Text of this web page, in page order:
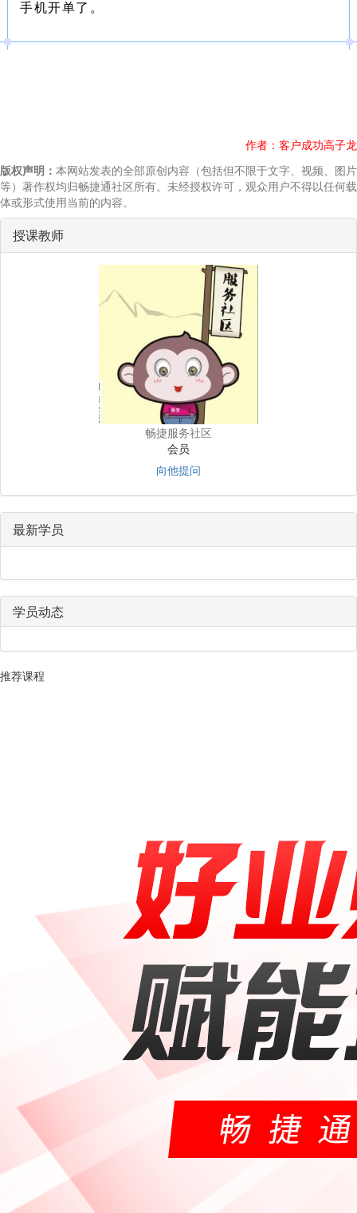
手机开单了。
作者：客户成功高子龙
版权声明： 本网站发表的全部原创内容（包括但不限于文字、视频、图片
等）著作权均归畅捷通社区所有。未经授权许可，观众用户不得以任何载
体或形式使用当前的内容。
授课教师
畅捷服务社区
会员
向他提问
最新学员
学员动态
推荐课程